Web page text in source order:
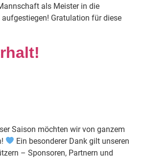
als Meister in die
Gratulation für diese
Saison möchten wir von ganzem
Ein besonderer Dank gilt unseren
– Sponsoren, Partnern und